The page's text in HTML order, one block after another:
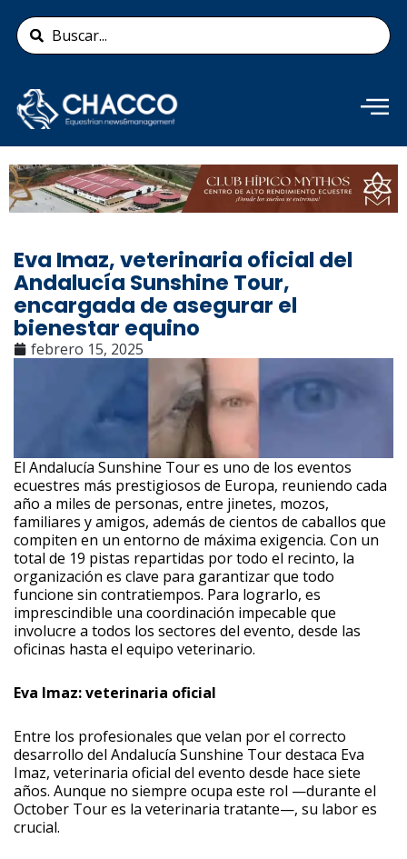
contenido
Search
...
Añade aquí tu texto de
cabecera
Eva Imaz, veterinaria oficial del
Andalucía Sunshine Tour,
encargada de asegurar el
bienestar equino
febrero 15, 2025
El Andalucía Sunshine Tour es uno de los eventos
ecuestres más prestigiosos de Europa, reuniendo cada
año a miles de personas, entre jinetes, mozos,
familiares y amigos, además de cientos de caballos que
compiten en un entorno de máxima exigencia. Con un
total de 19 pistas repartidas por todo el recinto, la
organización es clave para garantizar que todo
funcione sin contratiempos. Para lograrlo, es
imprescindible una coordinación impecable que
involucre a todos los sectores del evento, desde las
oficinas hasta el equipo veterinario.
Eva Imaz: veterinaria oficial
Entre los profesionales que velan por el correcto
desarrollo del Andalucía Sunshine Tour destaca Eva
Imaz, veterinaria oficial del evento desde hace siete
años. Aunque no siempre ocupa este rol —durante el
October Tour es la veterinaria tratante—, su labor es
crucial.